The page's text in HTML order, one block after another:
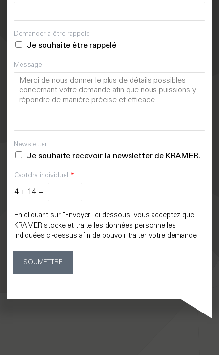
Demander à être rappelé
Je souhaite être rappelé
Message
Newsletter
Je souhaite recevoir la newsletter de KRAMER.
Captcha individuel *
4 + 14 =
En cliquant sur "Envoyer" ci-dessous, vous acceptez que
KRAMER stocke et traite les données personnelles
indiquées ci-dessus afin de pouvoir traiter votre demande.
SOUMETTRE